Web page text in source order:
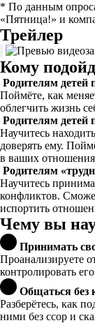
* По данным
«Пятница!» и
Трейлер
Кому
Родителям детей
Поймёте, как
облегчить жизнь
Родителям детей
Научитесь
доверять ему.
в ваших
Родителям
Научитесь
конфликтов.
испортить
Чему вы
Принимать
Проанализируете
контролировать
Общаться без
Разберётесь, как
ними без ссор и